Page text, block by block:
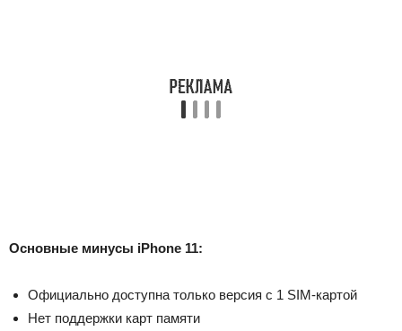
Основные минусы iPhone 11:
Официально доступна только версия с 1 SIM-картой
Нет поддержки карт памяти